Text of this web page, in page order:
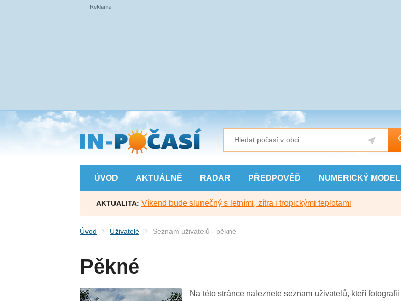
Přejít
na
hlavní
obsah
ÚVOD AKTUÁLNĚ RADAR PŘEDPOVĚĎ NUMERICKÝ MODEL
AKTUALITA: Víkend bude slunečný s letními, zítra i tropickými teplotami
Úvod Uživatelé Seznam uživatelů - pěkné
Pěkné
Na této stránce naleznete seznam uživatelů, kteří fotografii